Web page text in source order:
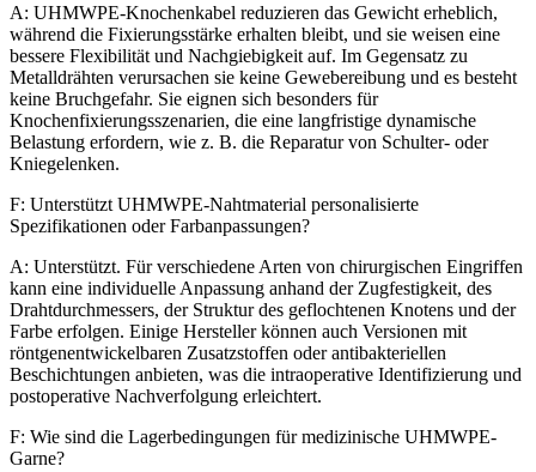
A: UHMWPE-Knochenkabel reduzieren das Gewicht erheblich,
während die Fixierungsstärke erhalten bleibt, und sie weisen eine
bessere Flexibilität und Nachgiebigkeit auf. Im Gegensatz zu
Metalldrähten verursachen sie keine Gewebereibung und es besteht
keine Bruchgefahr. Sie eignen sich besonders für
Knochenfixierungsszenarien, die eine langfristige dynamische
Belastung erfordern, wie z. B. die Reparatur von Schulter- oder
Kniegelenken.
F: Unterstützt UHMWPE-Nahtmaterial personalisierte
Spezifikationen oder Farbanpassungen?
A: Unterstützt. Für verschiedene Arten von chirurgischen Eingriffen
kann eine individuelle Anpassung anhand der Zugfestigkeit, des
Drahtdurchmessers, der Struktur des geflochtenen Knotens und der
Farbe erfolgen. Einige Hersteller können auch Versionen mit
röntgenentwickelbaren Zusatzstoffen oder antibakteriellen
Beschichtungen anbieten, was die intraoperative Identifizierung und
postoperative Nachverfolgung erleichtert.
F: Wie sind die Lagerbedingungen für medizinische UHMWPE-
Garne?